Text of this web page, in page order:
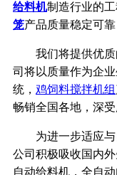
给料机制造行业的
笼产品质量稳定可靠
我们将提供优质
司将以质量作为企
统， 鸡饲料搅拌机组
畅销全国各地，深受
为进一步适应与
公司积极吸收国内
自动给料机，全自